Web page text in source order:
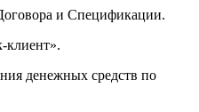
и Спецификации.
клиент».
денежных средств по